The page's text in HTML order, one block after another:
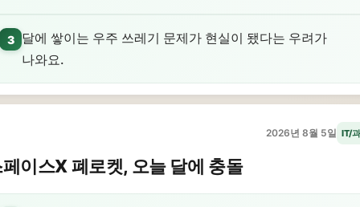
3
달에 쌓이는 우주 쓰레기 문제가 현실이 됐다는 우려가
나와요.
2026년 8월 5일 IT/
이스X 폐로켓, 오늘 달에 충돌